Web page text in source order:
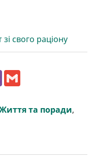
свого раціону
V
r l та поради,